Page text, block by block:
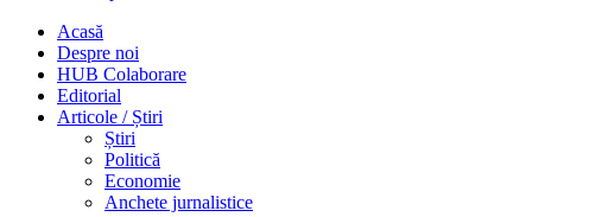
Acasă
Despre noi
HUB Colaborare
Editorial
Articole / Știri
Știri
Politică
Economie
Anchete jurnalistice